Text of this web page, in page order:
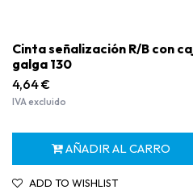
Cinta señalización R/B con
galga 130
4,64€
IVA excluido
AÑADIR AL CARRO
ADD TO WISHLIST